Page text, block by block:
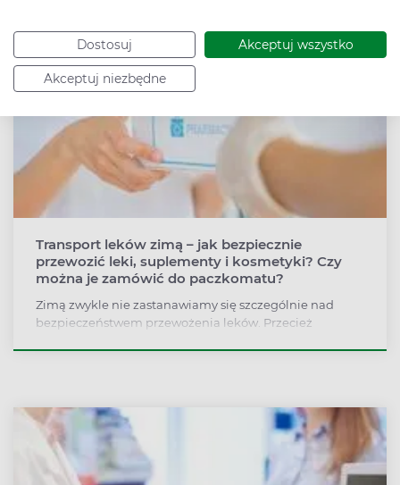
Dostosuj Akceptuj wszystko
Akceptuj niezbędne
Transport leków zimą – jak bezpiecznie
przewozić leki, suplementy i kosmetyki? Czy
można je zamówić do paczkomatu?
Zimą zwykle nie zastanawiamy się szczególnie nad
bezpieczeństwem przewożenia leków. Przecież